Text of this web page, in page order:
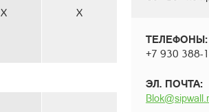
X X
ТЕЛЕФОНЫ:
+7 930 388-
ЭЛ. ПОЧТА: